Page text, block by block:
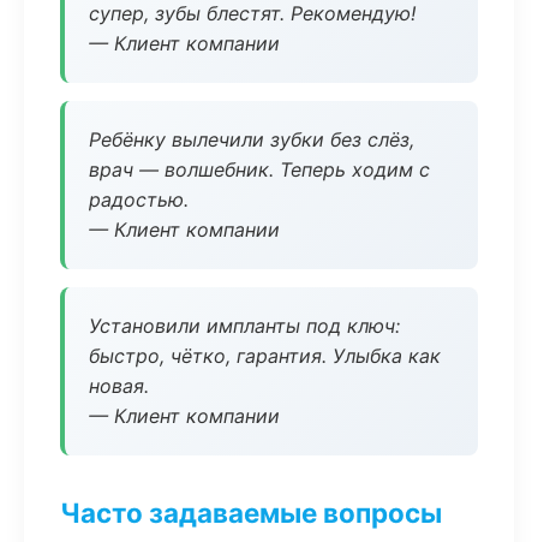
супер, зубы блестят. Рекомендую!
— Клиент компании
Ребёнку вылечили зубки без слёз,
врач — волшебник. Теперь ходим с
радостью.
— Клиент компании
Установили импланты под ключ:
быстро, чётко, гарантия. Улыбка как
новая.
— Клиент компании
Часто задаваемые вопросы